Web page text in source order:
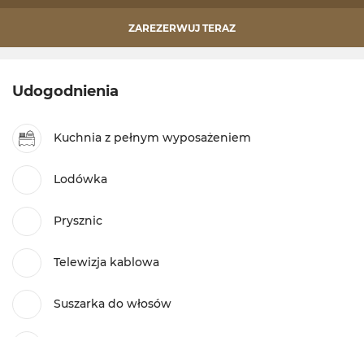
ZAREZERWUJ TERAZ
Udogodnienia
Kuchnia z pełnym wyposażeniem
Lodówka
Prysznic
Telewizja kablowa
Suszarka do włosów